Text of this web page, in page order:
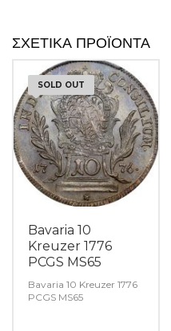
ΣΧΕΤΙΚΆ ΠΡΟΪΌΝΤΑ
SOLD OUT
Bavaria 10
Kreuzer 1776
PCGS MS65
Bavaria 10 Kreuzer 1776
PCGS MS65